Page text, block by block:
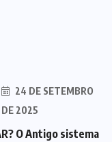
24 DE SETEMBRO
DE 2025
O Antigo sistema